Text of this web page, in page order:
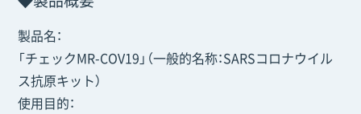
製品名：
「チェックMR-COV19」（一般的名称：SARSコロナウイル
ス抗原キット）
使用目的：